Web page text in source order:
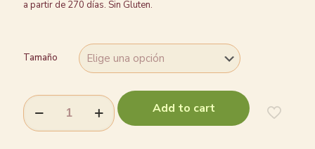
a partir de 270 días. Sin Gluten.
Tamaño
Add to cart